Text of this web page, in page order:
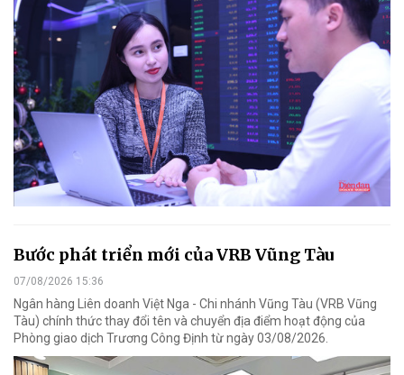
Bước phát triển mới của VRB Vũng Tàu
07/08/2026 15:36
Ngân hàng Liên doanh Việt Nga - Chi nhánh Vũng Tàu (VRB Vũng
Tàu) chính thức thay đổi tên và chuyển địa điểm hoạt động của
Phòng giao dịch Trương Công Định từ ngày 03/08/2026.